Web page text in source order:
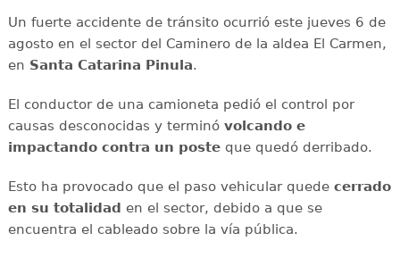
Un fuerte accidente de tránsito ocurrió este jueves 6 de
agosto en el sector del Caminero de la aldea El Carmen,
en Santa Catarina Pinula.
El conductor de una camioneta pedió el control por
causas desconocidas y terminó volcando e
impactando contra un posteque quedó derribado.
Esto ha provocado que el paso vehicular quede cerrado
en su totalidad en el sector, debido a que se
encuentra el cableado sobre la vía pública.